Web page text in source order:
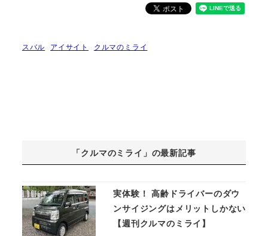
スバル アイサイト クルマのミライ
「クルマのミライ」の最新記事
実体験！ 高齢ドライバーのダウ
ンサイジングはメリットしかない
【週刊クルマのミライ】